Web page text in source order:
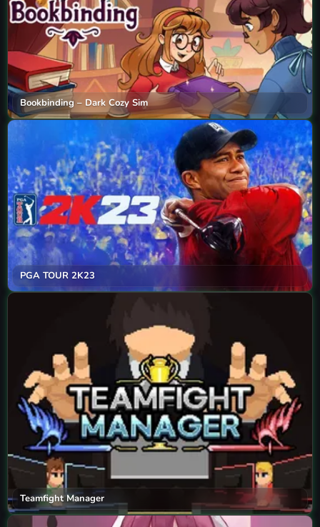
Bookbinding – Dark Cozy Sim
PGA TOUR 2K23
Teamfight Manager